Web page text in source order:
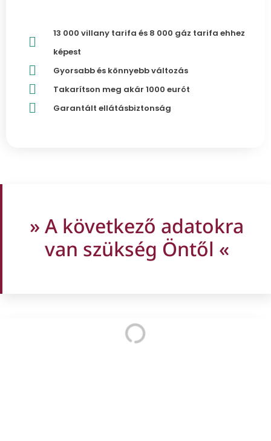
13 000 villany tarifa és 8 000 gáz tarifa ehhez
képest
Gyorsabb és könnyebb változás
Takarítson meg akár 1000 eurót
Garantált ellátásbiztonság
» A következő adatokra
van szükség Öntől «